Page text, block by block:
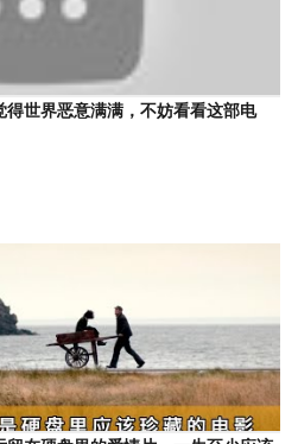
得世界恶意满满，不妨看看这部电